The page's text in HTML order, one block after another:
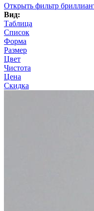
Открыть фильтр
Вид:
Таблица
Список
Форма
Размер
Цвет
Чистота
Цена
Скидка